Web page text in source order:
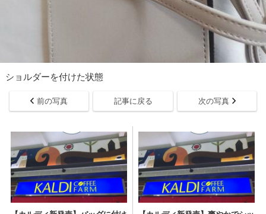
ショルダーを付けた状態
前の写真 記事に戻る 次の写真